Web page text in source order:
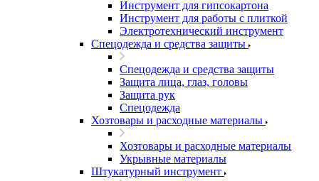
Инструмент для гипсокартона
Инструмент для работы с плиткой
Электротехнический инструмент
Спецодежда и средства защиты
Спецодежда и средства защиты
Защита лица, глаз, головы
Защита рук
Спецодежда
Хозтовары и расходные материалы
Хозтовары и расходные материалы
Укрывные материалы
Штукатурный инструмент